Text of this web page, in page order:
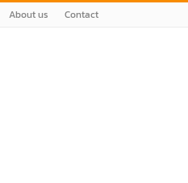
About us Contact